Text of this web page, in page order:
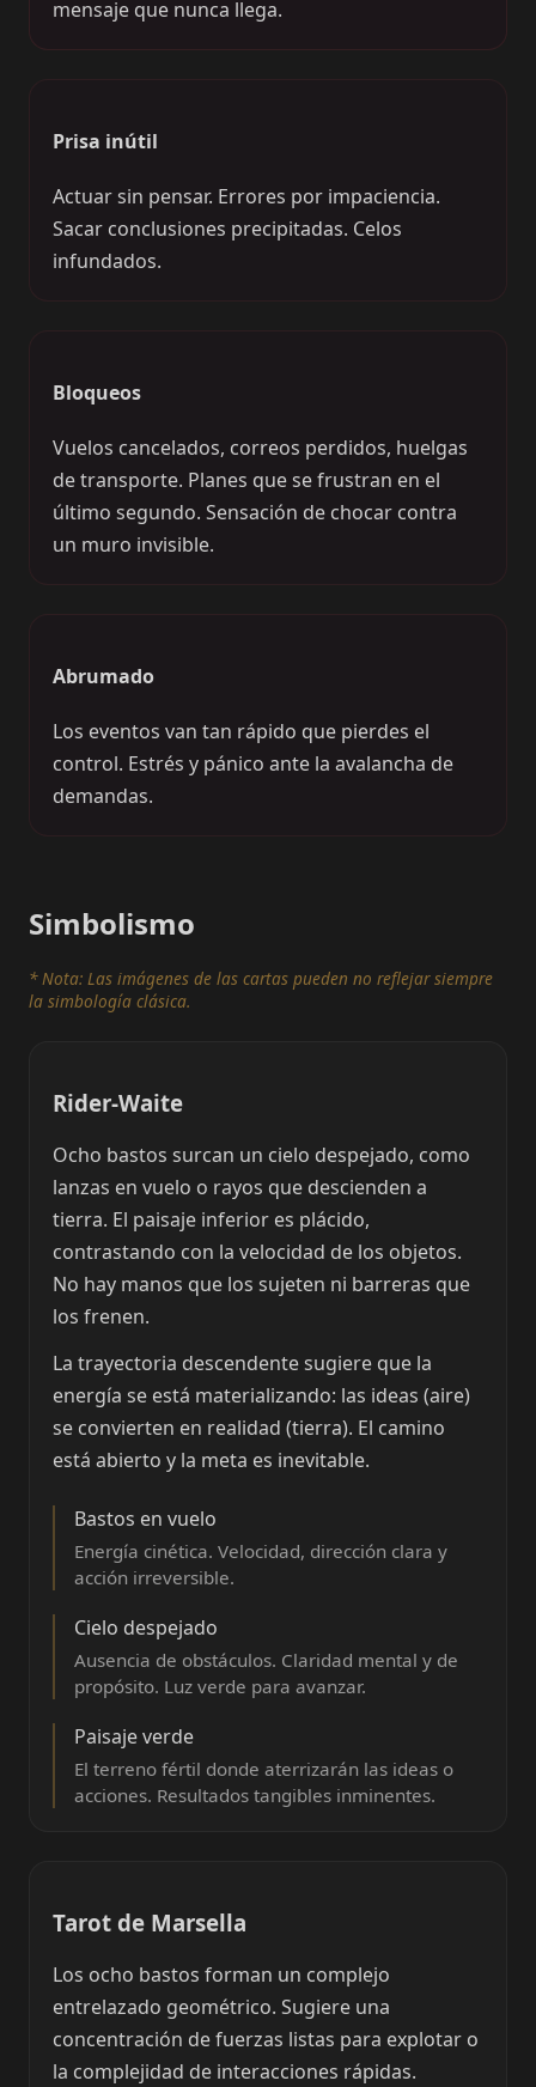
mensaje que nunca llega.
Prisa inútil
Actuar sin pensar. Errores por impaciencia.
Sacar conclusiones precipitadas. Celos
infundados.
Bloqueos
Vuelos cancelados, correos perdidos, huelgas
de transporte. Planes que se frustran en el
último segundo. Sensación de chocar contra
un muro invisible.
Abrumado
Los eventos van tan rápido que pierdes el
control. Estrés y pánico ante la avalancha de
demandas.
Simbolismo
* Nota: Las imágenes de las cartas pueden no reflejar siempre
la simbología clásica.
Rider-Waite
Ocho bastos surcan un cielo despejado, como
lanzas en vuelo o rayos que descienden a
tierra. El paisaje inferior es plácido,
contrastando con la velocidad de los objetos.
No hay manos que los sujeten ni barreras que
los frenen.
La trayectoria descendente sugiere que la
energía se está materializando: las ideas (aire)
se convierten en realidad (tierra). El camino
está abierto y la meta es inevitable.
Bastos en vuelo
Energía cinética. Velocidad, dirección clara y
acción irreversible.
Cielo despejado
Ausencia de obstáculos. Claridad mental y de
propósito. Luz verde para avanzar.
Paisaje verde
El terreno fértil donde aterrizarán las ideas o
acciones. Resultados tangibles inminentes.
Tarot de Marsella
Los ocho bastos forman un complejo
entrelazado geométrico. Sugiere una
concentración de fuerzas listas para explotar o
la complejidad de interacciones rápidas.